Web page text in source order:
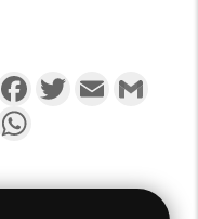
PartagerFacebookTwitterEmail
Messenger